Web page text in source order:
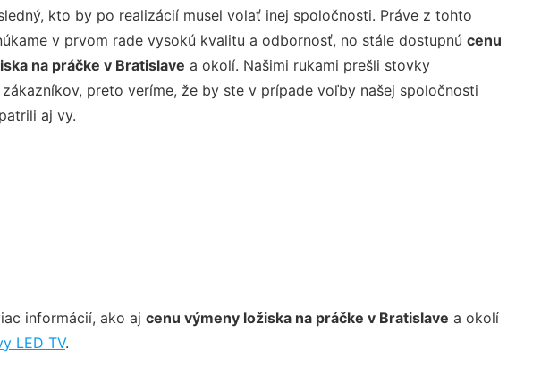
kto by po realizácií musel volať inej spoločnosti. Práve z tohto
v prvom rade vysokú kvalitu a odbornosť, no stále dostupnú cenu
na práčke v Bratislave a okolí. Našimi rukami prešli stovky
preto veríme, že by ste v prípade voľby našej spoločnosti
aj vy.
informácií, ako aj cenu výmeny ložiska na práčke v Bratislave a okolí
LED TV.